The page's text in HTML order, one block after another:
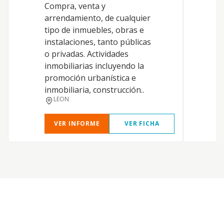
Compra, venta y
arrendamiento, de cualquier
tipo de inmuebles, obras e
instalaciones, tanto públicas
o privadas. Actividades
inmobiliarias incluyendo la
promoción urbanística e
inmobiliaria, construcción..
LEON
VER INFORME VER FICHA